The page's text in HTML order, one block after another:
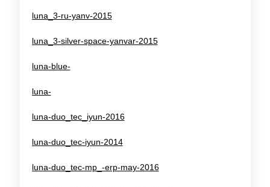
luna_3-ru-yanv-2015
luna_3-silver-space-yanvar-2015
luna-blue-
luna-
luna-duo_tec_iyun-2016
luna-duo_tec-iyun-2014
luna-duo_tec-mp_-erp-may-2016